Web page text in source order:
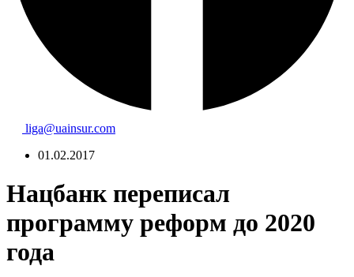
liga@uainsur.com
01.02.2017
Нацбанк переписал
программу реформ до 2020
года